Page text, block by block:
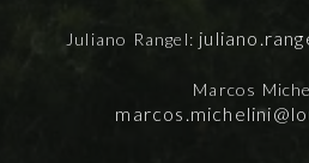
Juliano Rangel:
Marcos